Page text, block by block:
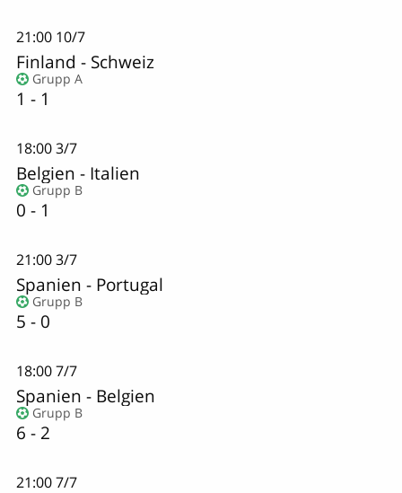
21:00 10/7
Finland - Schweiz
Grupp A
1 - 1
18:003/7
Belgien - Italien
Grupp B
0 - 1
21:003/7
Spanien - Portugal
Grupp B
5 - 0
18:007/7
Spanien - Belgien
Grupp B
6 - 2
21:007/7